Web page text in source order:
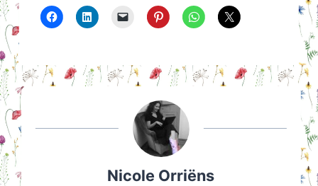
Nicole Orriëns